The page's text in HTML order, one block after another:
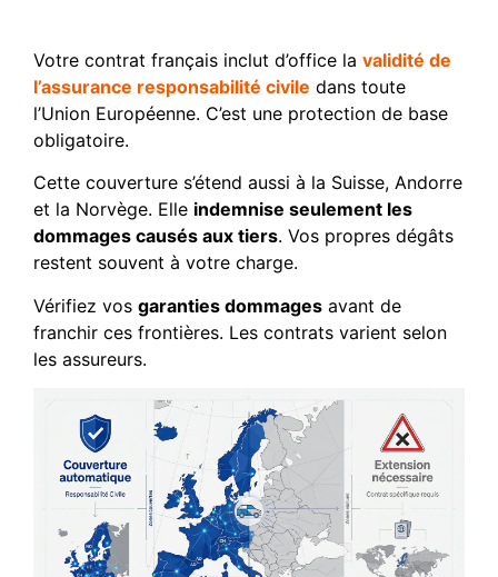
Votre contrat français inclut d’office la validité de
l’assurance responsabilité civile dans toute
l’Union Européenne. C’est une protection de base
obligatoire.
Cette couverture s’étend aussi à la Suisse, Andorre
et la Norvège. Elle indemnise seulement les
dommages causés aux tiers. Vos propres dégâts
restent souvent à votre charge.
Vérifiez vos garanties dommages avant de
franchir ces frontières. Les contrats varient selon
les assureurs.